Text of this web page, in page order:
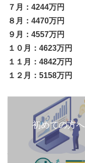
７月：4244万円
８月：4470万円
９月：4557万円
１０月：4623万円
１１月：4842万円
１２月：5158万円
初めての方へ